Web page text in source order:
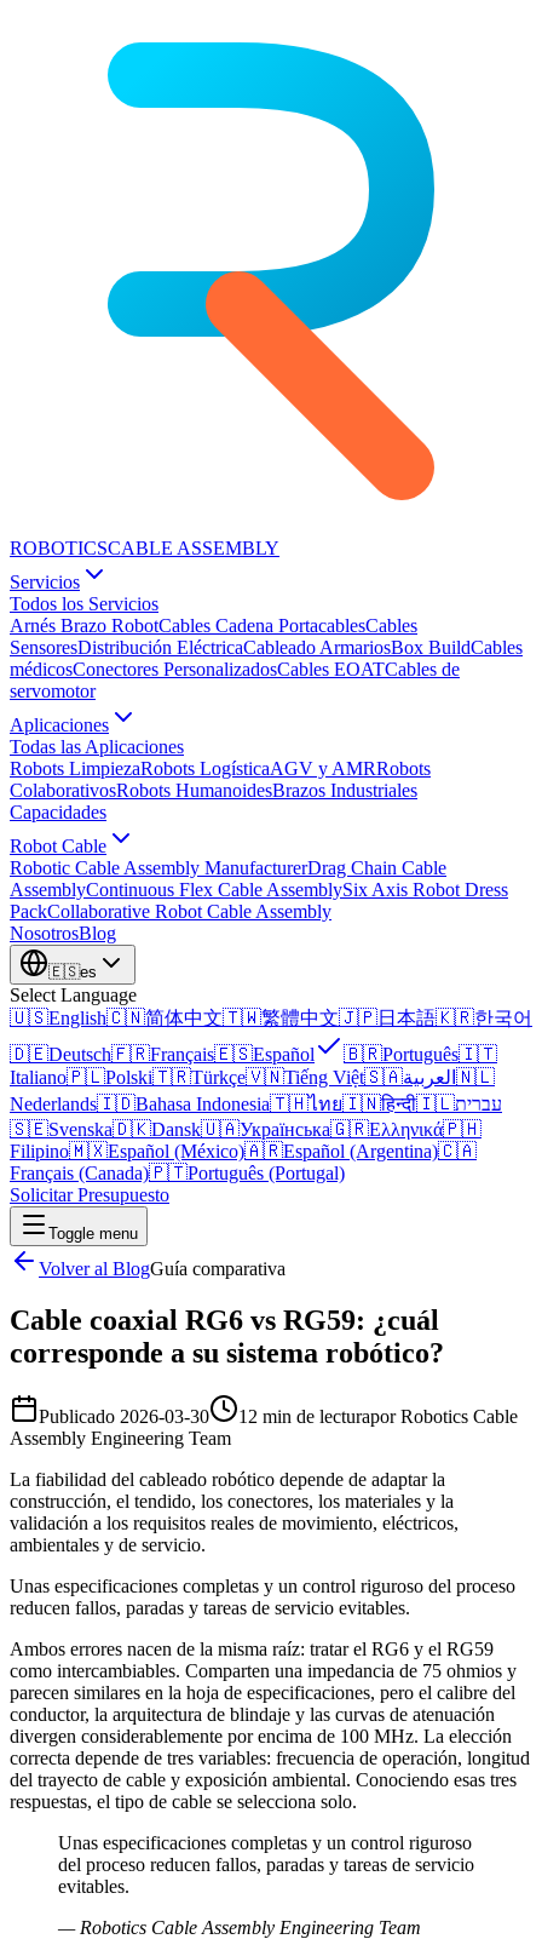
ROBOTICSCABLE ASSEMBLY
Servicios
Todos los Servicios
Arnés Brazo RobotCables Cadena PortacablesCables
SensoresDistribución EléctricaCableado ArmariosBox BuildCables
médicosConectores PersonalizadosCables EOATCables de
servomotor
Aplicaciones
Todas las Aplicaciones
Robots LimpiezaRobots LogísticaAGV y AMRRobots
ColaborativosRobots HumanoidesBrazos Industriales
Capacidades
Robot Cable
Robotic Cable Assembly ManufacturerDrag Chain Cable
AssemblyContinuous Flex Cable AssemblySix Axis Robot Dress
PackCollaborative Robot Cable Assembly
NosotrosBlog
🇪🇸es
Select Language
🇺🇸English🇨🇳简体中文🇹🇼繁體中文🇯🇵日本語🇰🇷한국어
🇩🇪Deutsch🇫🇷Français🇪🇸Español 🇧🇷Português🇮🇹
Italiano🇵🇱Polski🇹🇷Türkçe🇻🇳Tiếng Việt🇸🇦العربية 🇳🇱
Nederlands🇮🇩Bahasa Indonesia🇹🇭ไทย🇮🇳हिन्दी🇮🇱עברית
🇸🇪Svenska🇩🇰Dansk🇺🇦Українська🇬🇷Ελληνικά🇵🇭
Filipino🇲🇽Español (México)🇦🇷Español (Argentina)🇨🇦
Français (Canada)🇵🇹Português (Portugal)
Solicitar Presupuesto
Toggle menu
Volver al BlogGuía comparativa
Cable coaxial RG6 vs RG59: ¿cuál
corresponde a su sistema robótico?
Publicado 2026-03-30 12 min de lecturapor Robotics Cable
Assembly Engineering Team
La fiabilidad del cableado robótico depende de adaptar la
construcción, el tendido, los conectores, los materiales y la
validación a los requisitos reales de movimiento, eléctricos,
ambientales y de servicio.
Unas especificaciones completas y un control riguroso del proceso
reducen fallos, paradas y tareas de servicio evitables.
Ambos errores nacen de la misma raíz: tratar el RG6 y el RG59
como intercambiables. Comparten una impedancia de 75 ohmios y
parecen similares en la hoja de especificaciones, pero el calibre del
conductor, la arquitectura de blindaje y las curvas de atenuación
divergen considerablemente por encima de 100 MHz. La elección
correcta depende de tres variables: frecuencia de operación, longitud
del trayecto de cable y exposición ambiental. Conociendo esas tres
respuestas, el tipo de cable se selecciona solo.
Unas especificaciones completas y un control riguroso
del proceso reducen fallos, paradas y tareas de servicio
evitables.
— Robotics Cable Assembly Engineering Team